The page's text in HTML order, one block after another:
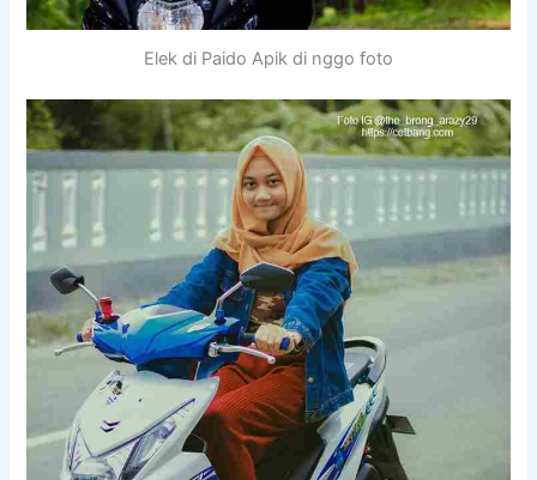
Elek di Paido Apik di nggo foto